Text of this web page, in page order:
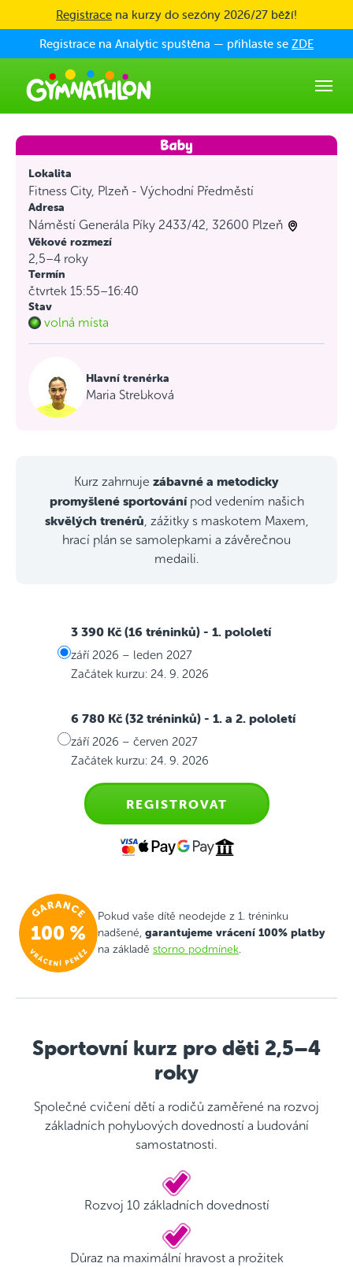
Skip to main content
Registrace na kurzy do sezóny 2026/27 běží!
Registrace na Analytic spuštěna — přihlaste se ZDE
Lokalita
Fitness City, Plzeň - Východní Předměstí
Adresa
Náměstí Generála Píky 2433/42, 32600 Plzeň
Věkové rozmezí
2,5–4 roky
Termín
čtvrtek 15:55–16:40
Stav
volná místa
Hlavní trenérka
Maria Strebková
Kurz zahrnuje zábavné a metodicky
promyšlené sportovánípod vedením našich
skvělých trenérů , zážitky s maskotem Maxem,
hrací plán se samolepkami a závěrečnou
medaili.
3 390 Kč (16 tréninků) - 1. pololetí
září 2026 – leden 2027
Začátek kurzu: 24. 9. 2026
6 780 Kč (32 tréninků) - 1. a 2. pololetí
září 2026 – červen 2027
Začátek kurzu: 24. 9. 2026
REGISTROVAT
Pokud vaše dítě neodejde z 1. tréninku
nadšené, garantujeme vrácení 100% platby
na základě storno podmínek.
Sportovní kurz pro děti 2,5–4
roky
Společné cvičení dětí a rodičů zaměřené na rozvoj
základních pohybových dovedností a budování
samostatnosti.
Rozvoj 10 základních dovedností
Důraz na maximální hravost a prožitek